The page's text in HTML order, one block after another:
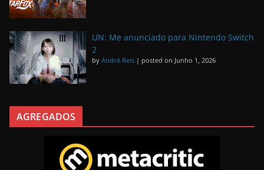
UN: Me anunciado para Nintendo Switch
2
by André Reis | posted on Junho 1, 2026
AGREGADOS